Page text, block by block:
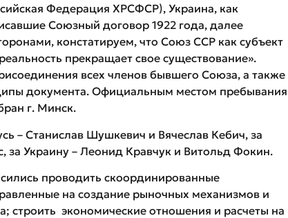
Федерация ХРСФСР), Украина, как
Союзный договор 1922 года, далее
констатируем, что Союз ССР как субъект
прекращает свое существование».
всех членов бывшего Союза, а также
документа. Официальным местом пребывания
г. Минск.
– Станислав Шушкевич и Вячеслав Кебич, за
Украину – Леонид Кравчук и Витольд Фокин.
проводить скоординированные
на создание рыночных механизмов и
строить экономические отношения и расчеты на